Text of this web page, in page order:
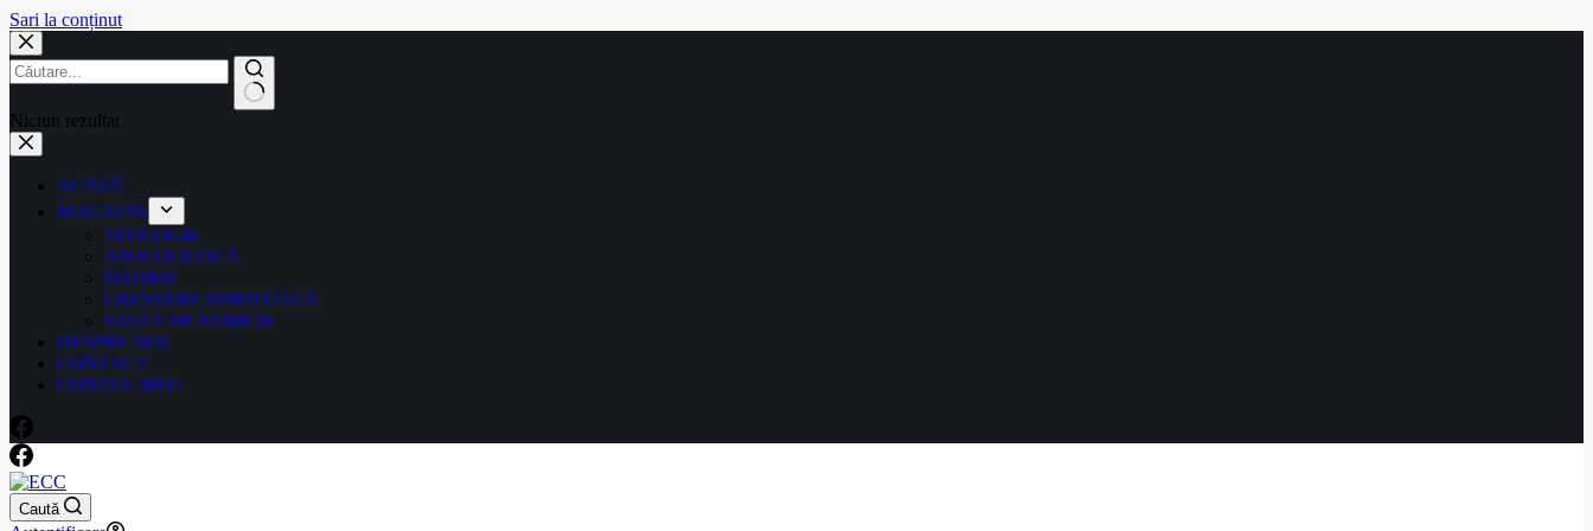
Sari la conținut
Niciun rezultat
ACASĂ
MAGAZIN
TEOLOGIE
APOLOGETICĂ
ISTORIE
CREȘTERE SPIRITUALĂ
VIAȚA DE FAMILIE
DESPRE NOI
CONTACT
CONTUL MEU
Caută